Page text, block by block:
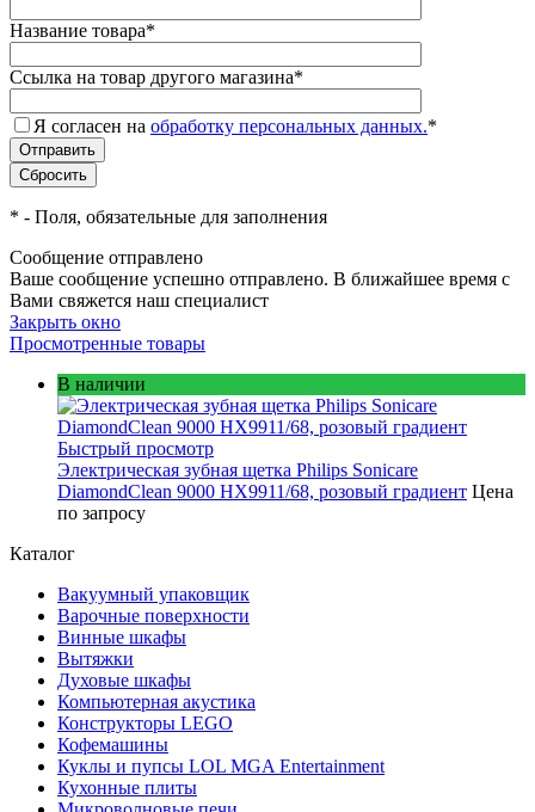
Название товара*
Ссылка на товар другого магазина*
Я согласен на обработку персональных данных.*
* - Поля, обязательные для заполнения
Сообщение отправлено
Ваше сообщение успешно отправлено. В ближайшее время с
Вами свяжется наш специалист
Закрыть окно
Просмотренные товары
В наличии
Быстрый просмотр
Электрическая зубная щетка Philips Sonicare
DiamondClean 9000 HX9911/68, розовый градиент Цена
по запросу
Каталог
Вакуумный упаковщик
Варочные поверхности
Винные шкафы
Вытяжки
Духовые шкафы
Компьютерная акустика
Конструкторы LEGO
Кофемашины
Куклы и пупсы LOL MGA Entertainment
Кухонные плиты